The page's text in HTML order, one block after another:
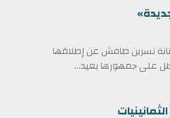
نسرين طافش عن إطلاقها
على جمهورها بعيد...